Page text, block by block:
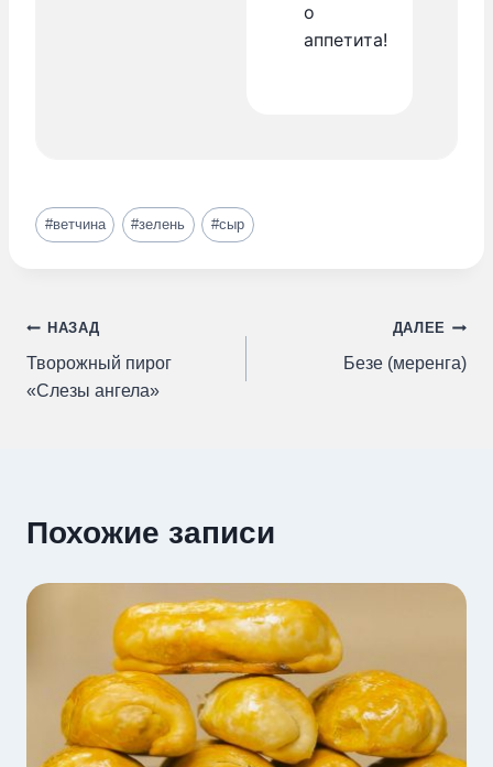
о
аппетита!
Метки
записи:
#ветчина #зелень #сыр
Навигация
по
НАЗАД
Творожный пирог
«Слезы ангела»
ДАЛЕЕ
Безе (меренга)
Похожие записи